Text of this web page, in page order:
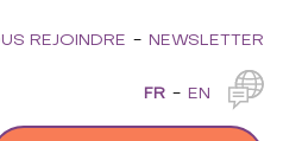
REJOINDRE NEWSLETTER
FR EN